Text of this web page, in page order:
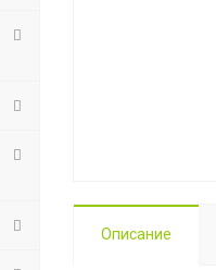
Описание